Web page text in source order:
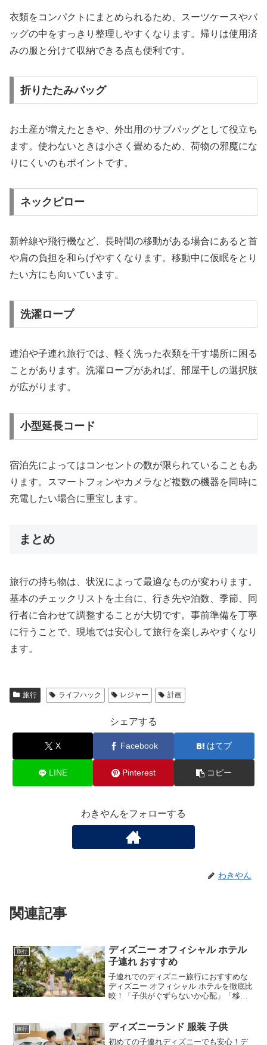
衣類をコンパクトにまとめられるため、スーツケースやバ
ッグの中をすっきり整理しやすくなります。帰りは使用済
みの服と分けて収納できる点も便利です。
折りたたみバッグ
お土産が増えたときや、外出用のサブバッグとして役立ち
ます。使わないときは小さく畳めるため、荷物の邪魔にな
りにくいのもポイントです。
ネックピロー
新幹線や飛行機など、長時間の移動がある場合にあると首
や肩の負担を和らげやすくなります。移動中に仮眠をとり
たい方にも向いています。
洗濯ロープ
連泊や子連れ旅行では、軽く洗った衣類を干す場所に困る
ことがあります。洗濯ロープがあれば、部屋干しの選択肢
が広がります。
小型延長コード
宿泊先によってはコンセントの数が限られていることもあ
ります。スマートフォンやカメラなど複数の機器を同時に
充電したい場合に重宝します。
まとめ
旅行の持ち物は、状況によって最適なものが変わります。
基本のチェックリストを土台に、行き先や泊数、季節、同
行者に合わせて調整することが大切です。事前準備を丁寧
に行うことで、現地では安心して旅行を楽しみやすくなり
ます。
旅行 ライフハック レジャー 計画
シェアする
X Facebook はてブ
LINE Pinterest コピー
わきやんをフォローする
わきやん
関連記事
旅行
ディズニー オフィシャル ホテル
子連れ おすすめ
子連れでのディズニー旅行におすすめな
ディズニー オフィシャル ホテルを徹底比
較！「子供がぐずらないか心配」「移動
ないホテル選びのポイントを分かりやす
く解説します。ディズニー オフィシャル
旅行 ディズニーランド 服装 子供
初めての子連れディズニーでも安心！デ